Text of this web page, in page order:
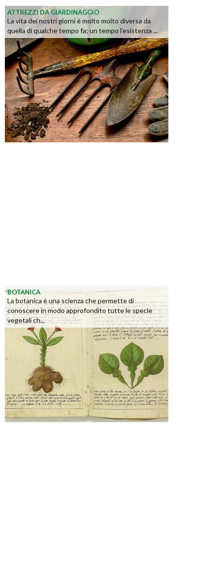
ATTREZZI DA GIARDINAGGIO
La vita dei nostri giorni è molto molto diversa da
quella di qualche tempo fa; un tempo l’esistenza ...
BOTANICA
La botanica è una scienza che permette di
conoscere in modo approfondito tutte le specie
vegetali ch...